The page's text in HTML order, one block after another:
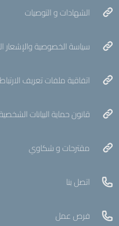
الشهادات و التوصيات
سياسة الخصوصية والإشعار
اتفاقية ملفات تعريف الارتباط
قانون حماية البيانات
مقترحات و شكاوي
اتصل بنا
فرص عمل